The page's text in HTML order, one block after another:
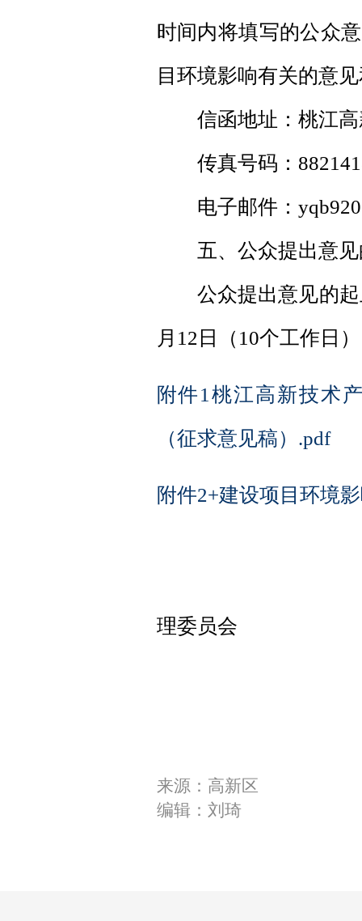
时间内将填写的公众
目环境影响有关的意
信函地址：桃江高
传真号码：
电子邮件：
五、公众提出意见
公众提出意见的起
月12日（10个工作日
附件1桃江高新技术
（征求意见稿）.pdf
附件2+建设项目环境
理委员会
来源：高新区
编辑：刘琦